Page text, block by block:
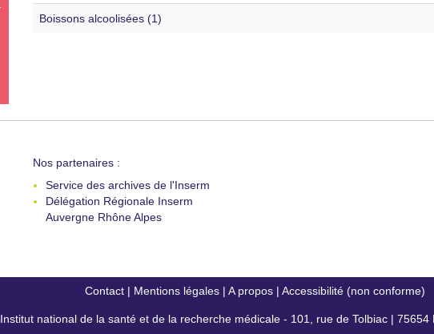
Boissons alcoolisées (1)
Nos partenaires :
Service des archives de l'Inserm
Délégation Régionale Inserm
Auvergne Rhône Alpes
Contact| Mentions légales| A propos| Accessibilité (non conforme)
Institut national de la santé et de la recherche médicale - 101, rue de Tolbiac | 75654